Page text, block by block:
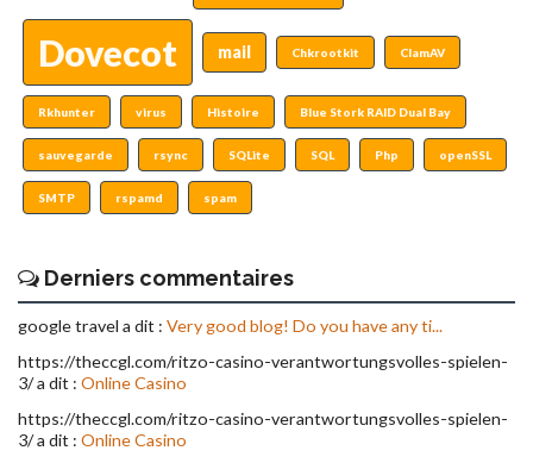
Dovecot
mail Chkrootkit ClamAV
Rkhunter virus Histoire Blue Stork RAID Dual Bay
sauvegarde rsync SQLite SQL Php openSSL
SMTP rspamd spam
Derniers commentaires
google travel a dit : Very good blog! Do you have any ti...
https://theccgl.com/ritzo-casino-verantwortungsvolles-spielen-
3/ a dit : Online Casino
https://theccgl.com/ritzo-casino-verantwortungsvolles-spielen-
3/ a dit : Online Casino